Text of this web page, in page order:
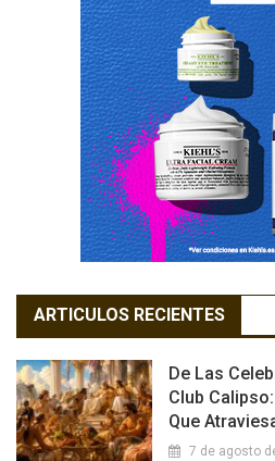
ARTICULOS RECIENTES
De Las
Club
Que
7 de agosto